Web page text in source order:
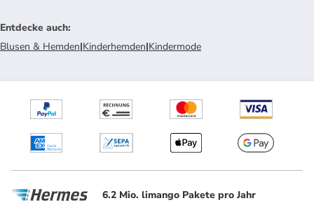
Entdecke auch:
Blusen & Hemden|Kinderhemden|Kindermode
6.2 Mio. limango Pakete pro Jahr